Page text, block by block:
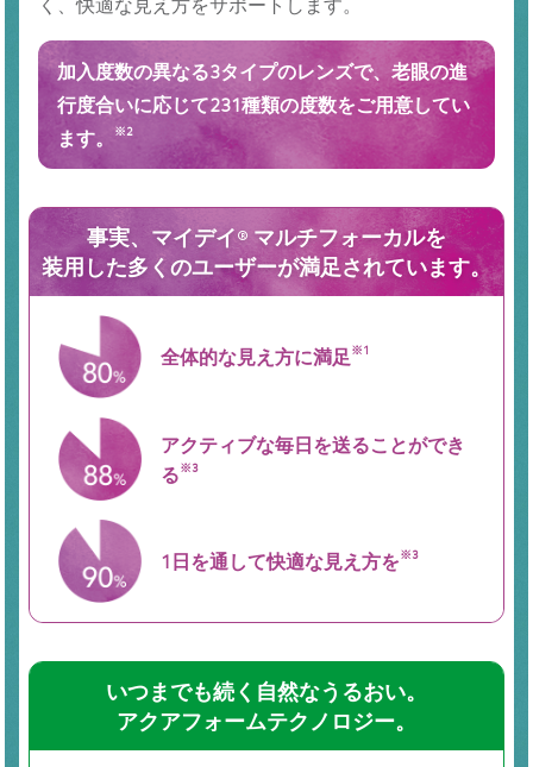
加入度数の異なる3タイプのレンズで、老眼の進
行度合いに応じて231種類の度数をご用意してい
ます。
※2
事実、マイデイ® マルチフォーカルを
装用した多くのユーザーが満足されています。
全体的な見え方に満足※1
アクティブな毎日を送ることができ
る※3
1日を通して快適な見え方を※3
いつまでも続く自然なうるおい。
アクアフォームテクノロジー。